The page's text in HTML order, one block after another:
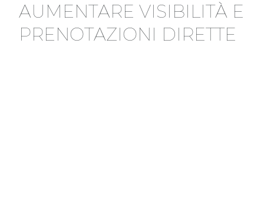
AU M ENTARE VISI BI LITÀ E
PRENOTAZIONI DI RETTE